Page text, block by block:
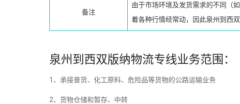
备注
由于市场环境及发货需求的不同（
着各种行情经常动，因此泉州到西
泉州到西双版纳物流专线业务范围：
1、承接普货、化工原料、危险品等货物的公路运输业务
2、货物仓储和暂存、中转